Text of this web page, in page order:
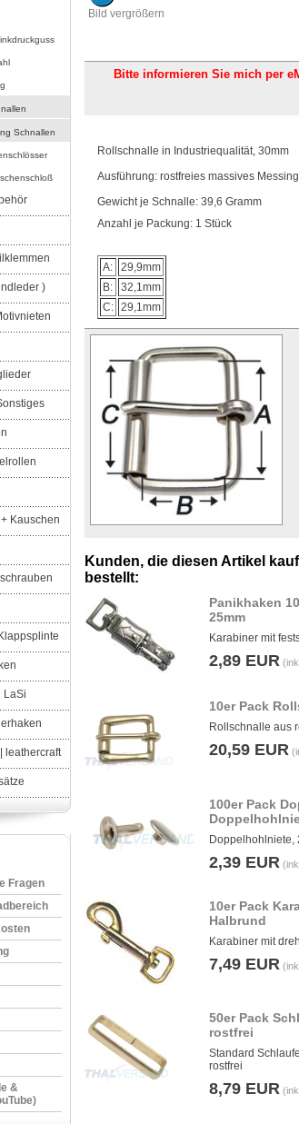
Schnallen
)
Kauschen
LaSi
leathercraft
Fragen
&
Bild vergrößern
Bitte informieren Sie mich per
Rollschnalle in Industriequalität, 30mm
Ausführung: rostfreies massives Messing
Gewicht je Schnalle: 39,6 Gramm
Anzahl je Packung: 1 Stück
A:
29,9mm
B:
32,1mm
C: 29,1mm
Kunden, die diesen Artikel
bestellt:
Panikhaken
25mm
Karabiner mit
2,89 EUR
10er Pack
Rollschnalle aus
20,59 EUR
100er Pack
Doppelhohlniete,
2,39 EUR
10er Pack
Halbrund
Karabiner mit
7,49 EUR
50er Pack
rostfrei
Standard
rostfrei
8,79 EUR